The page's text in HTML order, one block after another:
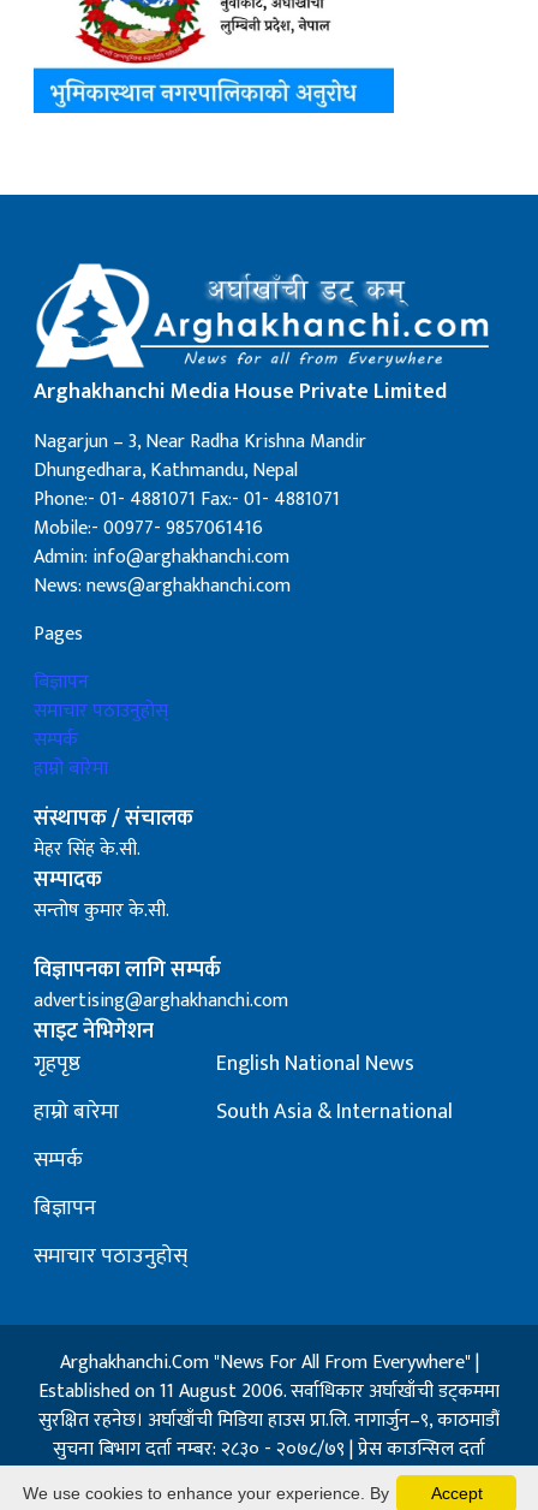
Arghakhanchi Media House Private Limited
Nagarjun – 3, Near Radha Krishna Mandir
Dhungedhara, Kathmandu, Nepal
Phone:- 01- 4881071 Fax:- 01- 4881071
Mobile:- 00977- 9857061416
Admin: info@arghakhanchi.com
News: news@arghakhanchi.com
Pages
बिज्ञापन
समाचार पठाउनुहोस्
सम्पर्क
हाम्रो बारेमा
संस्थापक / संचालक
मेहर सिंह के.सी.
सम्पादक
सन्तोष कुमार के.सी.
विज्ञापनका लागि सम्पर्क
advertising@arghakhanchi.com
साइट नेभिगेशन
गृहपृष्ठ
हाम्रो बारेमा
सम्पर्क
बिज्ञापन
समाचार पठाउनुहोस्
English National News
South Asia & International
Arghakhanchi.Com "News For All From Everywhere" |
Established on 11 August 2006. सर्वाधिकार अर्घाखाँची डट्कममा
सुरक्षित रहनेछ। अर्घाखाँची मिडिया हाउस प्रा.लि. नागार्जुन–९, काठमाडौं
सुचना बिभाग दर्ता नम्बर: २८३० - २०७८/७९ | प्रेस काउन्सिल दर्ता
नम्बर: १३२ / २०७३-०४-२१ | जिप्रका सि- नम्बर: ७, दर्ता नम्बर
Accept
We use cookies to enhance your experience. By